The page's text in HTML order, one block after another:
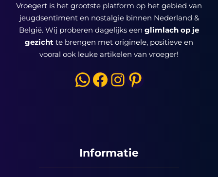
Vroegert is het grootste platform op het gebied van
jeugdsentiment en nostalgie binnen Nederland &
België. Wij proberen dagelijks een glimlach op je
gezicht te brengen met originele, positieve en
vooral ook leuke artikelen van vroeger!
WhatsApp
Facebook
Instagram
Pinterest
Informatie